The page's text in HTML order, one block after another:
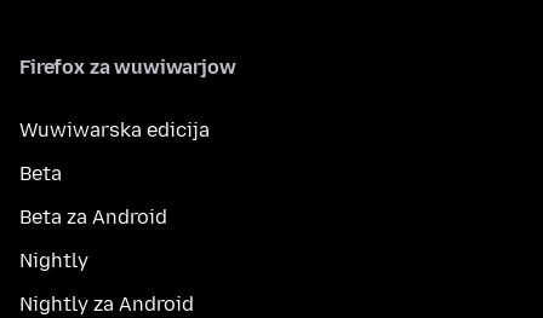
Firefox za wuwiwarjow
Wuwiwarska edicija
Beta
Beta za Android
Nightly
Nightly za Android